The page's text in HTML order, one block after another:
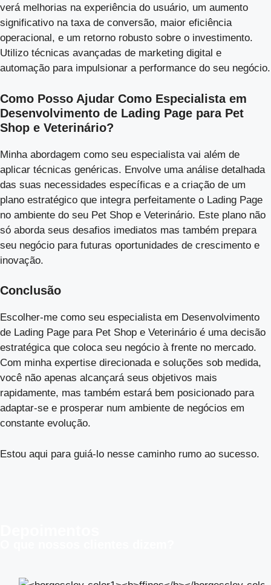
verá melhorias na experiência do usuário, um aumento
significativo na taxa de conversão, maior eficiência
operacional, e um retorno robusto sobre o investimento.
Utilizo técnicas avançadas de marketing digital e
automação para impulsionar a performance do seu negócio.
Como Posso Ajudar Como Especialista em
Desenvolvimento de Lading Page para Pet
Shop e Veterinário?
Minha abordagem como seu especialista vai além de
aplicar técnicas genéricas. Envolve uma análise detalhada
das suas necessidades específicas e a criação de um
plano estratégico que integra perfeitamente o Lading Page
no ambiente do seu Pet Shop e Veterinário. Este plano não
só aborda seus desafios imediatos mas também prepara
seu negócio para futuras oportunidades de crescimento e
inovação.
Conclusão
Escolher-me como seu especialista em Desenvolvimento
de Lading Page para Pet Shop e Veterinário é uma decisão
estratégica que coloca seu negócio à frente no mercado.
Com minha expertise direcionada e soluções sob medida,
você não apenas alcançará seus objetivos mais
rapidamente, mas também estará bem posicionado para
adaptar-se e prosperar num ambiente de negócios em
constante evolução.
Estou aqui para guiá-lo nesse caminho rumo ao sucesso.